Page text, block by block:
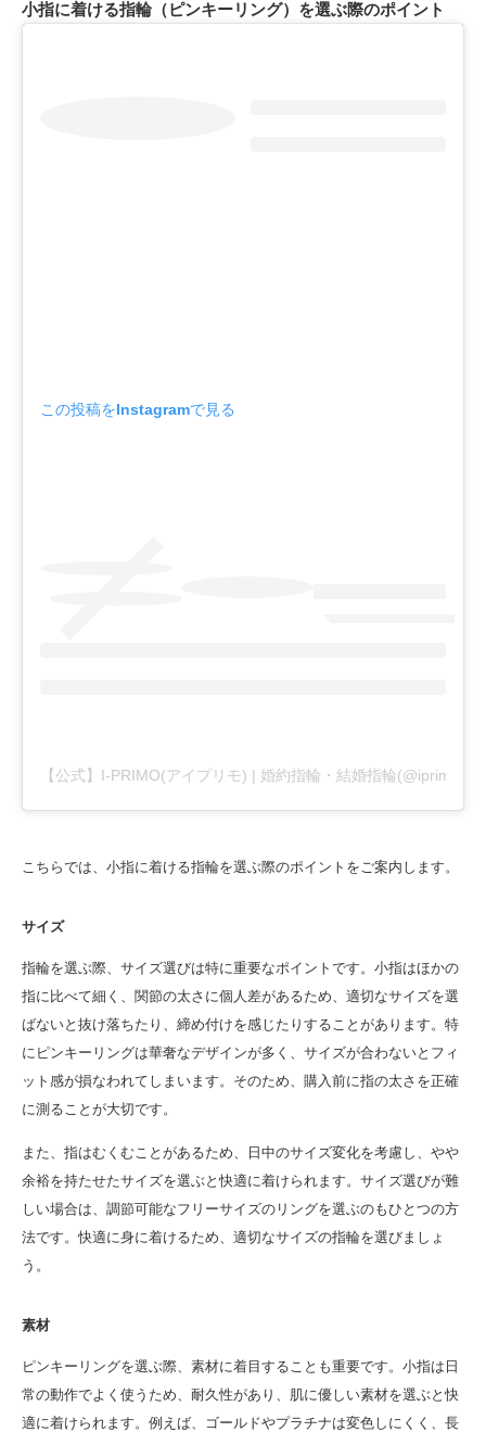
小指に着ける指輪（ピンキーリング）を選ぶ際のポイント
この投稿をInstagramで見る
【公式】I-PRIMO(アイプリモ) | 婚約指輪・結婚指輪
こちらでは、小指に着ける指輪を選ぶ際のポイントをご案内します。
サイズ
指輪を選ぶ際、サイズ選びは特に重要なポイントです。小指はほかの
指に比べて細く、関節の太さに個人差があるため、適切なサイズを選
ばないと抜け落ちたり、締め付けを感じたりすることがあります。特
にピンキーリングは華奢なデザインが多く、サイズが合わないとフィ
ット感が損なわれてしまいます。そのため、購入前に指の太さを正確
に測ることが大切です。
また、指はむくむことがあるため、日中のサイズ変化を考慮し、やや
余裕を持たせたサイズを選ぶと快適に着けられます。サイズ選びが難
しい場合は、調節可能なフリーサイズのリングを選ぶのもひとつの方
法です。快適に身に着けるため、適切なサイズの指輪を選びましょ
う。
素材
ピンキーリングを選ぶ際、素材に着目することも重要です。小指は日
常の動作でよく使うため、耐久性があり、肌に優しい素材を選ぶと快
適に着けられます。例えば、ゴールドやプラチナは変色しにくく、長